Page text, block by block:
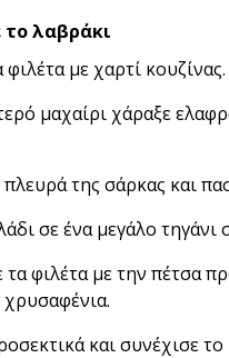
λαβράκι
με χαρτί κουζίνας.
μαχαίρι χάραξε
πλευρά της σάρκας και
σε ένα μεγάλο τηγάνι
φιλέτα με την πέτσα
και συνέχισε